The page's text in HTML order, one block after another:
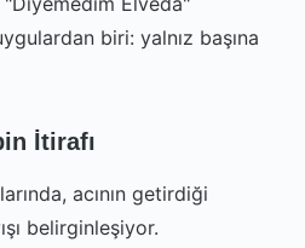
biri: yalnız başına
İtirafı
acının getirdiği
belirginleşiyor.